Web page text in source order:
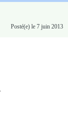
Posté(e) le 7 juin 2013